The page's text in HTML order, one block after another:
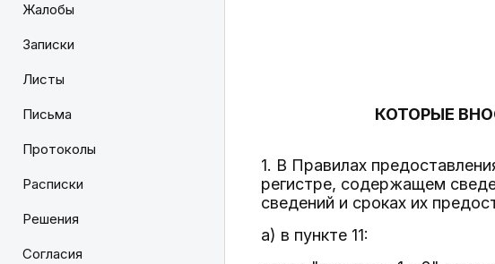
Жалобы
Записки
Листы
Письма
Протоколы
Расписки
Решения
Согласия
КОТОРЫЕ
1. В Правилах
регистре, содержащем
сведений и сроках их
а) в пункте 11: